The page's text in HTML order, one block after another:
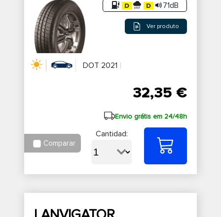
71dB
Ver produto
DOT 2021
32,35 €
Envio grátis em 24/48h
Comparar
Cantidad: